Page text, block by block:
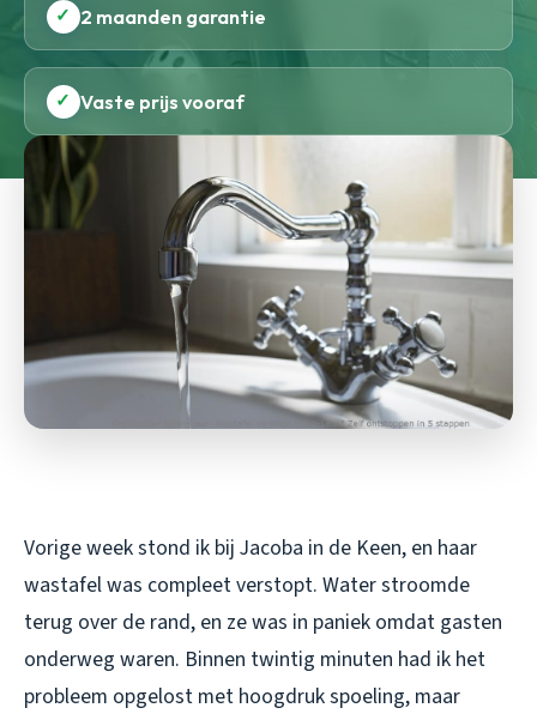
✓ 2 maanden garantie
✓ Vaste prijs vooraf
Vorige week stond ik bij Jacoba in de Keen, en haar
wastafel was compleet verstopt. Water stroomde
terug over de rand, en ze was in paniek omdat gasten
onderweg waren. Binnen twintig minuten had ik het
probleem opgelost met hoogdruk spoeling, maar